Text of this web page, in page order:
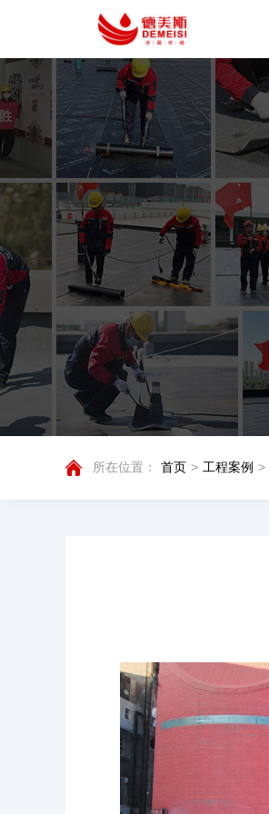
所在位置： 首页 > 工程案例 >